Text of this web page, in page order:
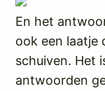
En het
ook een laatje
schuiven. Het
antwoorden